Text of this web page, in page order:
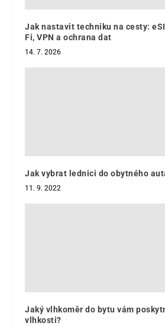
Jak nastavit techniku na cesty:
Fi, VPN a ochrana dat
14. 7. 2026
Jak vybrat lednici do obytného
11. 9. 2022
Jaký vlhkoměr do bytu vám
vlhkosti?